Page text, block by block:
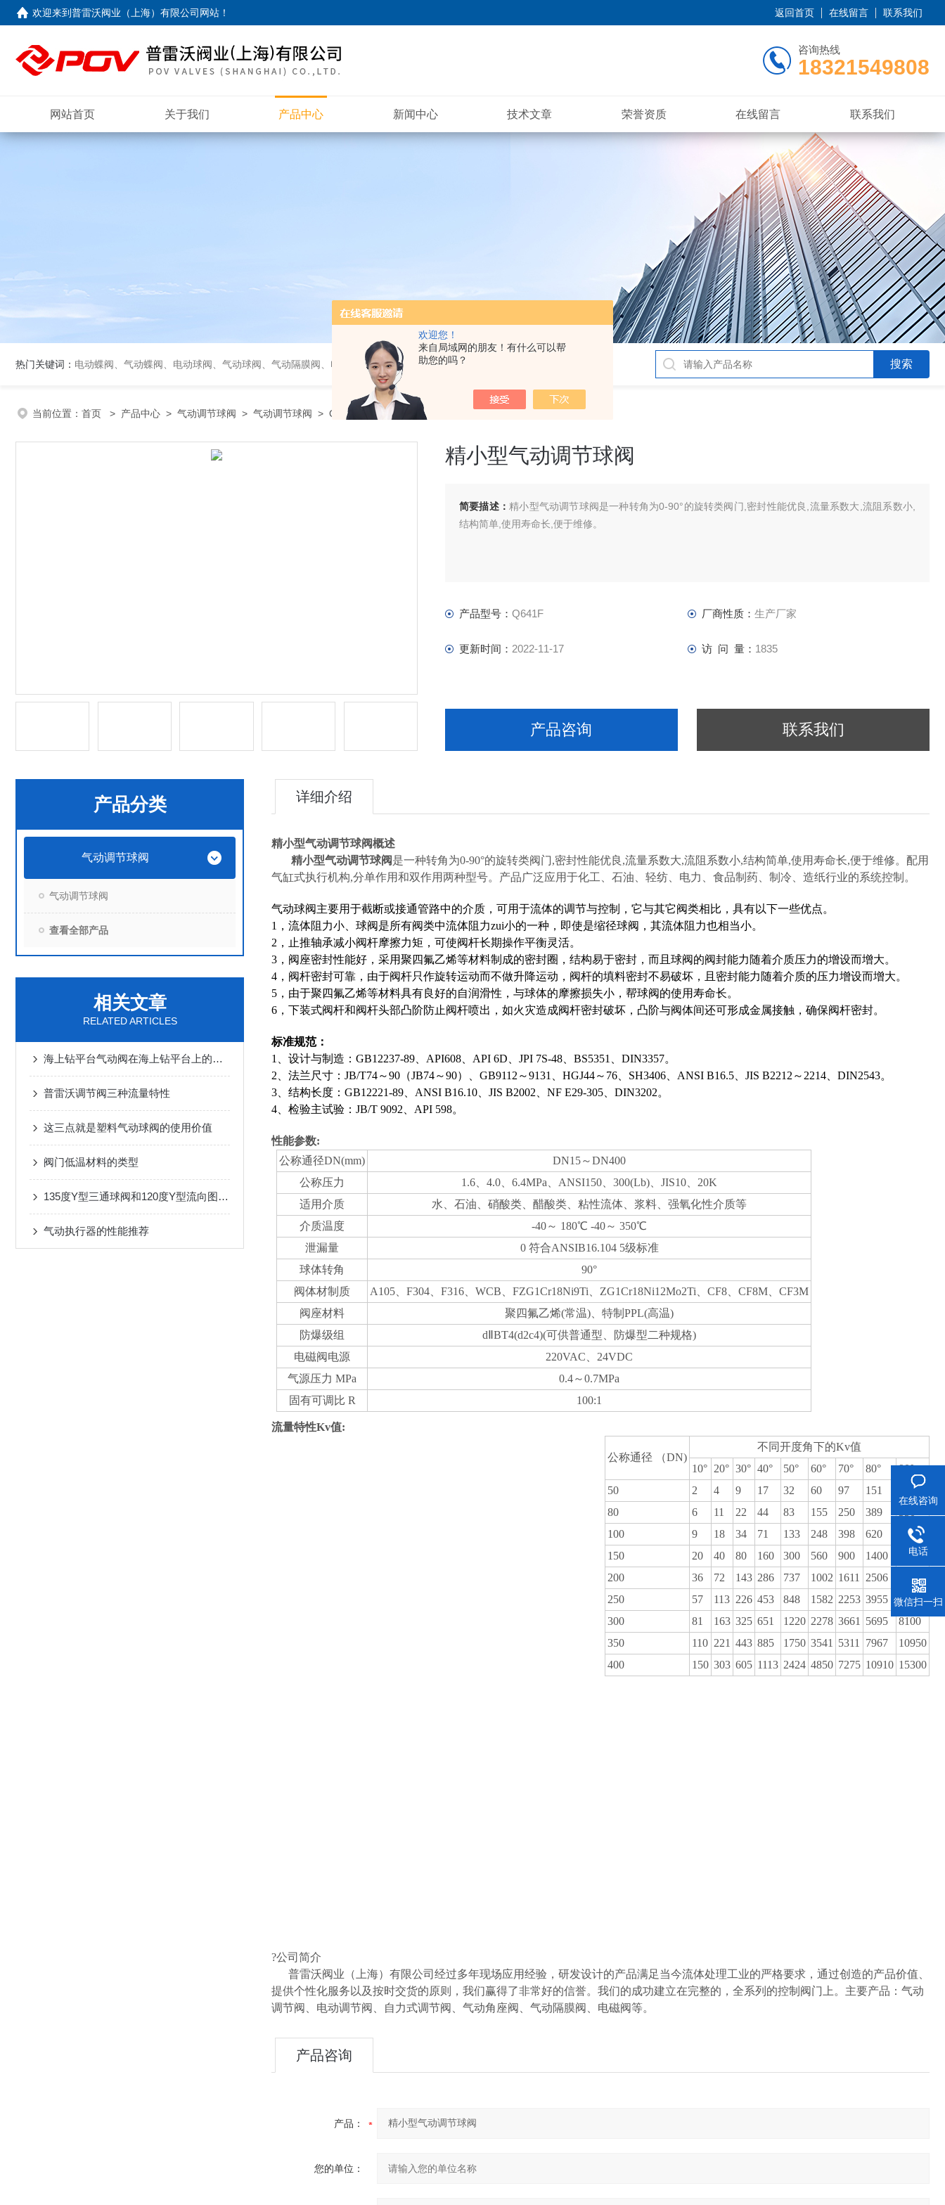
欢迎您！
来自局域网的朋友！有什么可以帮
助您的吗？
欢迎来到普雷沃阀业（上海）有限公司网站 ！ 返回首页 在线留言 联系我们
咨询热线
18321549808
网站首页 关于我们 产品中心 新闻中心 技术文章 荣誉资质 在线留言 联系我们
热门关键词： 电动蝶阀、气动蝶阀、电动球阀、气动球阀、气动隔膜阀、电磁阀、调节阀、气动角座阀
当前位置： 首页 > 产品中心 > 气动调节球阀 > 气动调节球阀 > Q641F精小型气动调节球阀
精小型气动调节球阀
简要描述： 精小型气动调节球阀是一种转角为0-90°的旋转类阀门,密封性能优良,流量系数大,流阻系数小,
结构简单,使用寿命长,便于维修。
产品型号： Q641F 厂商性质： 生产厂家
更新时间： 2022-11-17 访 问 量： 1835
产品咨询 联系我们
产品分类
气动调节球阀
气动调节球阀
查看全部产品
相关文章
RELATED ARTICLES
海上钻平台气动阀在海上钻平台上的关键角色
普雷沃调节阀三种流量特性
这三点就是塑料气动球阀的使用价值
阀门低温材料的类型
135度Y型三通球阀和120度Y型流向图的区别
气动执行器的性能推荐
详细介绍
精小型气动调节球阀概述
精小型气动调节球阀是一种转角为0-90°的旋转类阀门,密封性能优良,流量系数大,流阻系数小,结构简单,使用寿命长,便于维修。配用
气缸式执行机构,分单作用和双作用两种型号。产品广泛应用于化工、石油、轻纺、电力、食品制药、制冷、造纸行业的系统控制。
气动球阀主要用于截断或接通管路中的介质，可用于流体的调节与控制，它与其它阀类相比，具有以下一些优点。
1，流体阻力小、球阀是所有阀类中流体阻力zui小的一种，即使是缩径球阀，其流体阻力也相当小。
2，止推轴承减小阀杆摩擦力矩，可使阀杆长期操作平衡灵活。
3，阀座密封性能好，采用聚四氟乙烯等材料制成的密封圈，结构易于密封，而且球阀的阀封能力随着介质压力的增设而增大。
4，阀杆密封可靠，由于阀杆只作旋转运动而不做升降运动，阀杆的填料密封不易破坏，且密封能力随着介质的压力增设而增大。
5，由于聚四氟乙烯等材料具有良好的自润滑性，与球体的摩擦损失小，帮球阀的使用寿命长。
6，下装式阀杆和阀杆头部凸阶防止阀杆喷出，如火灾造成阀杆密封破坏，凸阶与阀体间还可形成金属接触，确保阀杆密封。
标准规范：
1、设计与制造：GB12237-89、API608、API 6D、JPI 7S-48、BS5351、DIN3357。
2、法兰尺寸：JB/T74～90（JB74～90）、GB9112～9131、HGJ44～76、SH3406、ANSI B16.5、JIS B2212～2214、DIN2543。
3、结构长度：GB12221-89、ANSI B16.10、JIS B2002、NF E29-305、DIN3202。
4、检验主试验：JB/T 9092、API 598。
性能参数:
公称通径DN(mm)
DN15～DN400
公称压力
1.6、4.0、6.4MPa、ANSI150、300(Lb)、JIS10、20K
适用介质
水、石油、硝酸类、醋酸类、粘性流体、浆料、强氧化性介质等
介质温度
-40～ 180℃ -40～ 350℃
泄漏量
0 符合ANSIB16.104 5级标准
球体转角
90°
阀体材制质
A105、F304、F316、WCB、FZG1Cr18Ni9Ti、ZG1Cr18Ni12Mo2Ti、CF8、CF8M、CF3M
阀座材料
聚四氟乙烯(常温)、特制PPL(高温)
防爆级组
dⅡBT4(d2c4)(可供普通型、防爆型二种规格)
电磁阀电源
220VAC、24VDC
气源压力 MPa
0.4～0.7MPa
固有可调比 R
100:1
流量特性Kv值:
公称通径 （DN)
不同开度角下的Kv值
10° 20° 30° 40° 50° 60° 70° 80°
90°
50
2 4 9 17 32 60 97 151
215
80
6 11 22 44 83 155 250 389
100
9 18 34 71 133 248 398 620
890
150
20 40 80 160 300 560 900 1400
2000
200
36 72 143 286 737 1002 1611 2506
3580
250
57 113 226 453 848 1582 2253 3955
5650
300
81 163 325 651 1220 2278 3661 5695
8100
350
110 221 443 885 1750 3541 5311 7967
10950
400
150 303 605 1113 2424 4850 7275 10910 15300
?公司简介
普雷沃阀业（上海）有限公司经过多年现场应用经验，研发设计的产品满足当今流体处理工业的严格要求，通过创造的产品价值、
提供个性化服务以及按时交货的原则，我们赢得了非常好的信誉。我们的成功建立在完整的，全系列的控制阀门上。主要产品：气动
调节阀、电动调节阀、自力式调节阀、气动角座阀、气动隔膜阀、电磁阀等。
产品咨询
产品：
您的单位：
在线咨询
电话
微信扫一扫